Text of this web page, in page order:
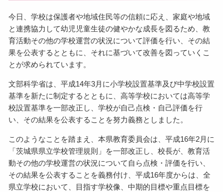
今日、学校は保護者や地域住民等の信頼に応え、家庭や地域
と連携協力して幼児児童生徒の健やかな成長を図るため、教
育活動その他の学校運営の状況について評価を行い、その結
果を公表するとともに、それに基づいて改善を図っていくこ
とが求められています。
文部科学省は、平成14年3月に小学校設置基準及び中学校設置
基準を新たに制定するとともに、高等学校においては高等学
校設置基準を一部改正し、学校が自己点検・自己評価を行
い、その結果を公表することを努力義務としました。
このようなことを踏まえ、本県教育委員会は、平成16年2月に
「茨城県県立学校管理規則」を一部改正し、校長が、教育活
動その他の学校運営の状況について自ら点検・評価を行い、
その結果を公表することを義務付け、平成16年度からは、全
県立学校において、目指す学校像、中期的目標や重点目標を